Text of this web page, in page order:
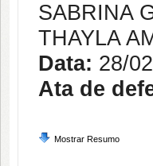
SABRINA
THAYLA
Data: 28/
Ata de
Mostrar Resumo